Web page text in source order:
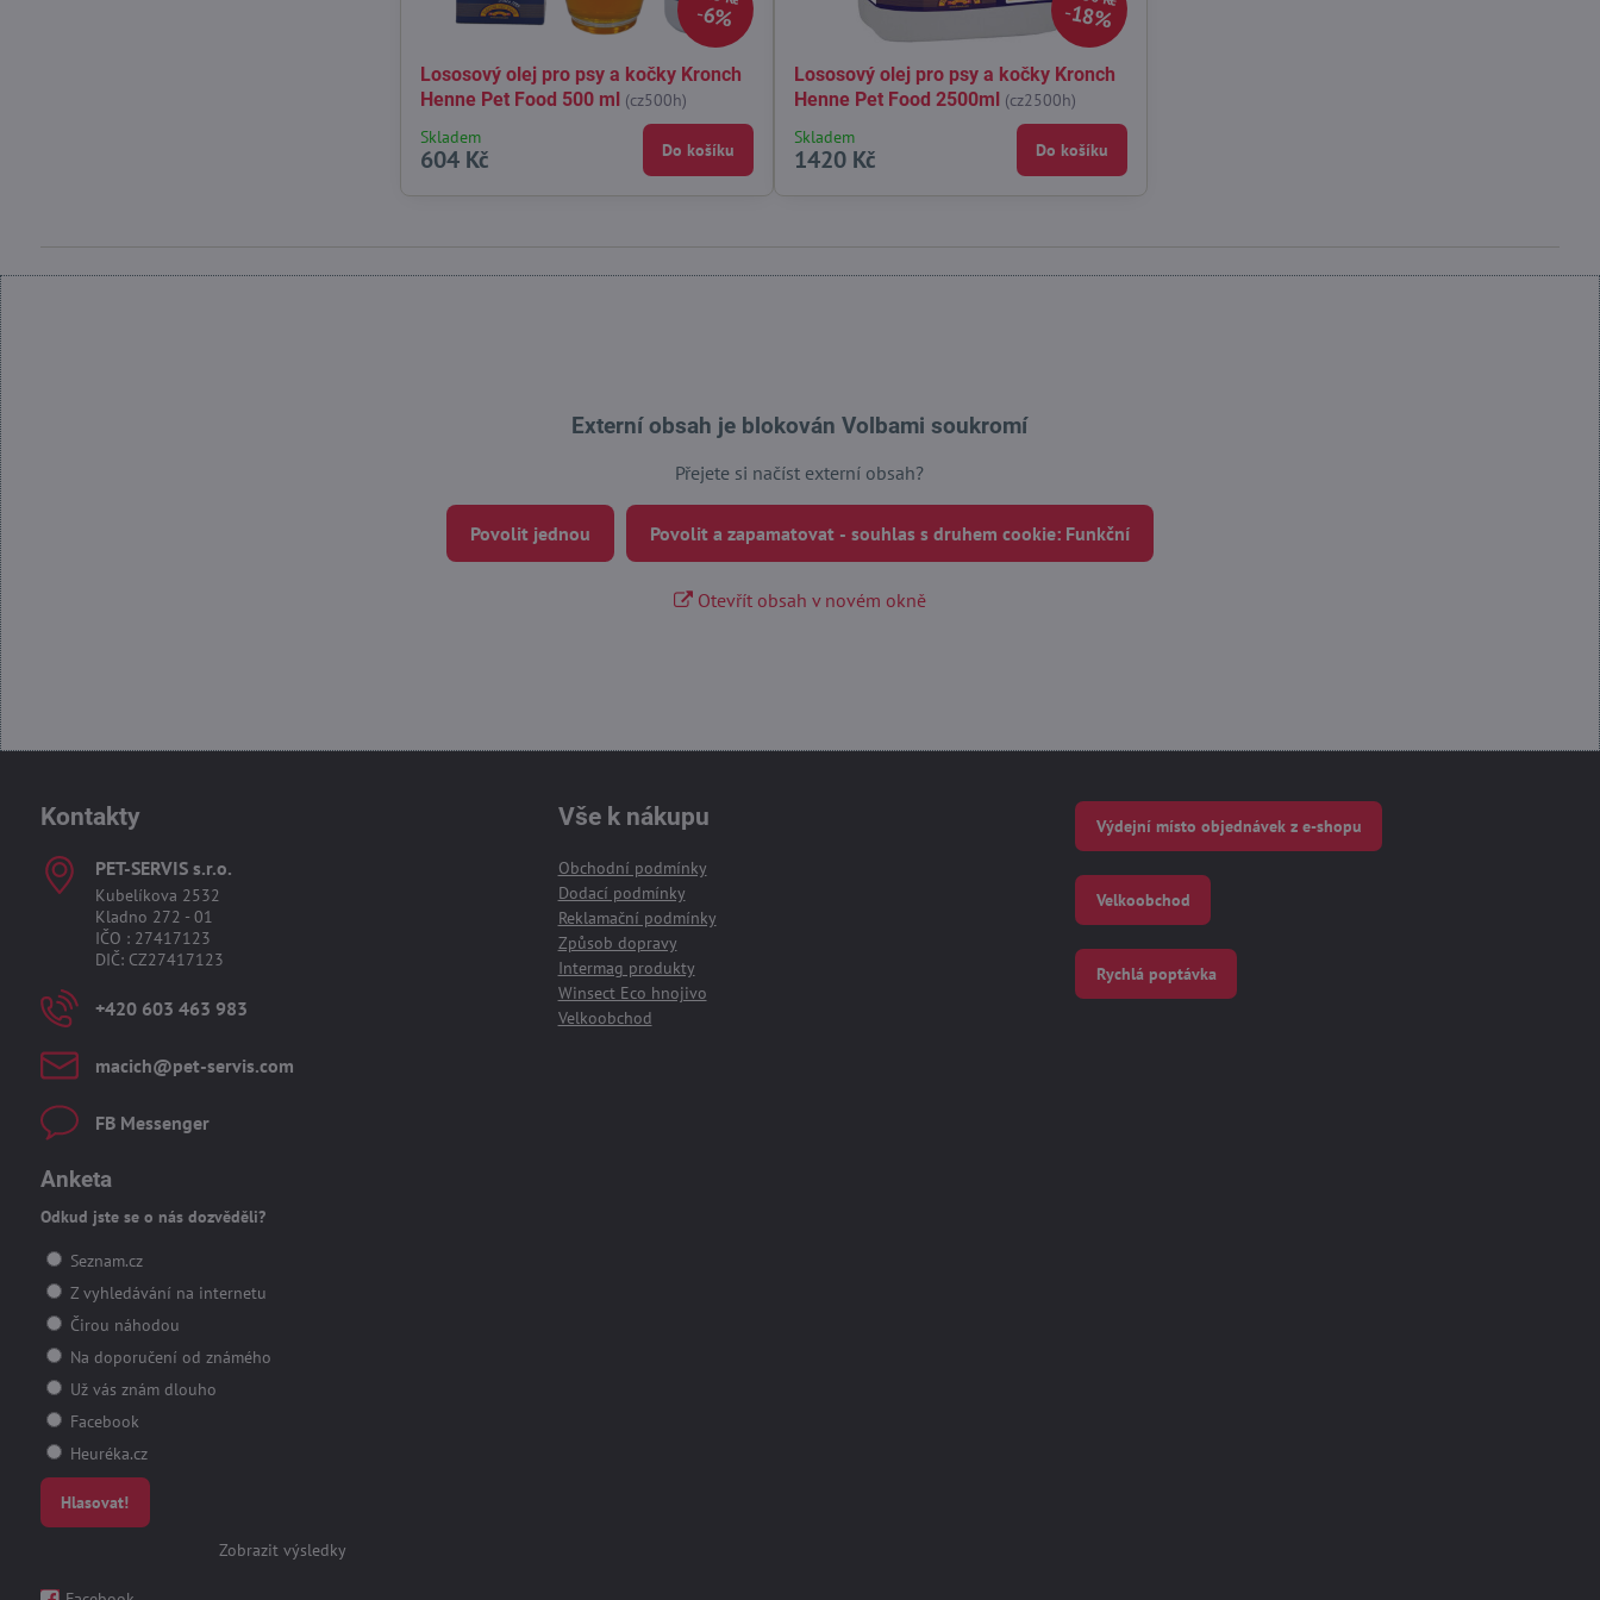
6%
Lososový olej pro psy a kočky Kronch
Henne Pet Food 500 ml (cz500h)
Skladem
604 Kč Do košíku
18%
Lososový olej pro psy a kočky Kronch
Henne Pet Food 2500ml (cz2500h)
Skladem
1420 Kč Do košíku
Externí obsah je blokován Volbami soukromí
Přejete si načíst externí obsah?
Povolit jednou Povolit a zapamatovat - souhlas s druhem cookie: Funkční
Otevřít obsah v novém okně
Kontakty
PET-SERVIS s​.r​.o​.
Kubelíkova 2532
Kladno 272 - 01
IČO : 27417123
DIČ: CZ27417123
+420 603 463 983
macich​@pet-servis​.com
FB Messenger
Anketa
Odkud jste se o nás dozvěděli?
Seznam.cz
Z vyhledávání na internetu
Čirou náhodou
Na doporučení od známého
Už vás znám dlouho
Facebook
Heuréka.cz
Hlasovat!
Zobrazit výsledky
Vše k nákupu
Obchodní podmínky
Dodací podmínky
Reklamační podmínky
Způsob dopravy
Intermag produkty
Winsect Eco hnojivo
Velkoobchod
Výdejní místo objednávek z e-shopu
Velkoobchod
Rychlá poptávka